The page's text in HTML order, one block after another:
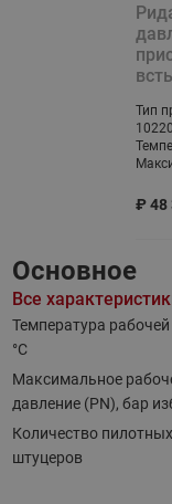
Тип
10220
₽ 48
Основное
Все
Температура
°С
Максимальное
давление (PN), бар
Количество пилотных
штуцеров